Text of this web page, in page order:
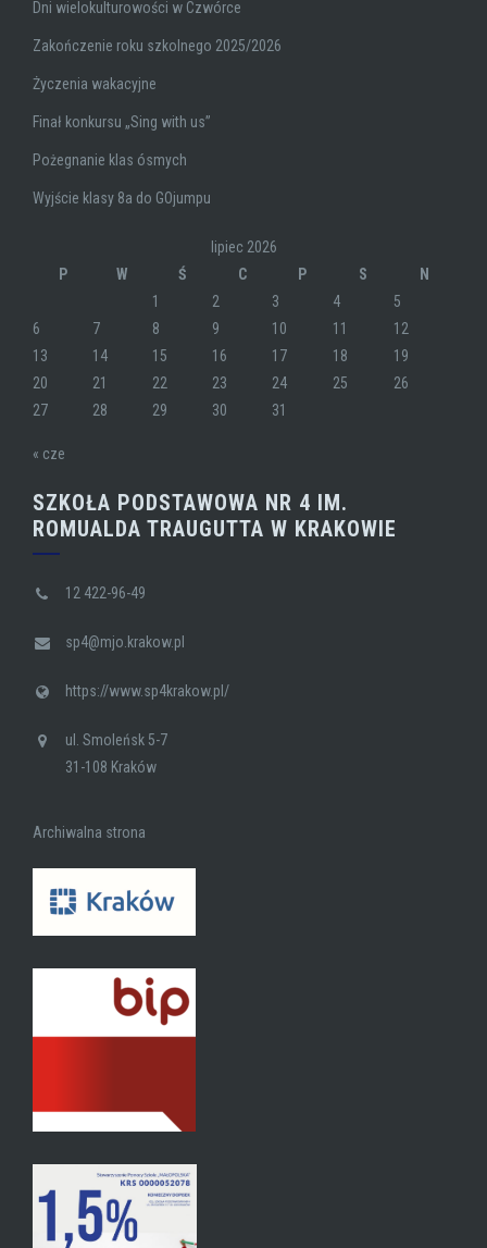
Dni wielokulturowości w Czwórce
Zakończenie roku szkolnego 2025/2026
Życzenia wakacyjne
Finał konkursu „Sing with us”
Pożegnanie klas ósmych
Wyjście klasy 8a do GOjumpu
lipiec 2026
P
W Ś C P S
N
1
2 3 4
5
6
7 8 9 10 11
12
13
14 15 16 17 18
19
20
21 22 23 24 25
26
27
28 29 30 31
« cze
SZKOŁA PODSTAWOWA NR 4 IM.
ROMUALDA TRAUGUTTA W KRAKOWIE
12 422-96-49
sp4@mjo.krakow.pl
https://www.sp4krakow.pl/
ul. Smoleńsk 5-7
31-108 Kraków
Archiwalna strona